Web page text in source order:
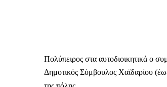
Πολύπειρος στα αυτοδιοικητικά ο
Δημοτικός Σύμβουλος Χαϊδαρίου